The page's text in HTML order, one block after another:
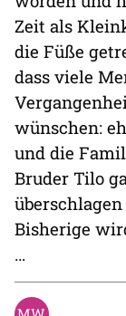
Zeit als
die Füße
dass viele
wünschen:
und die
Bruder Tilo
Bisherige
…